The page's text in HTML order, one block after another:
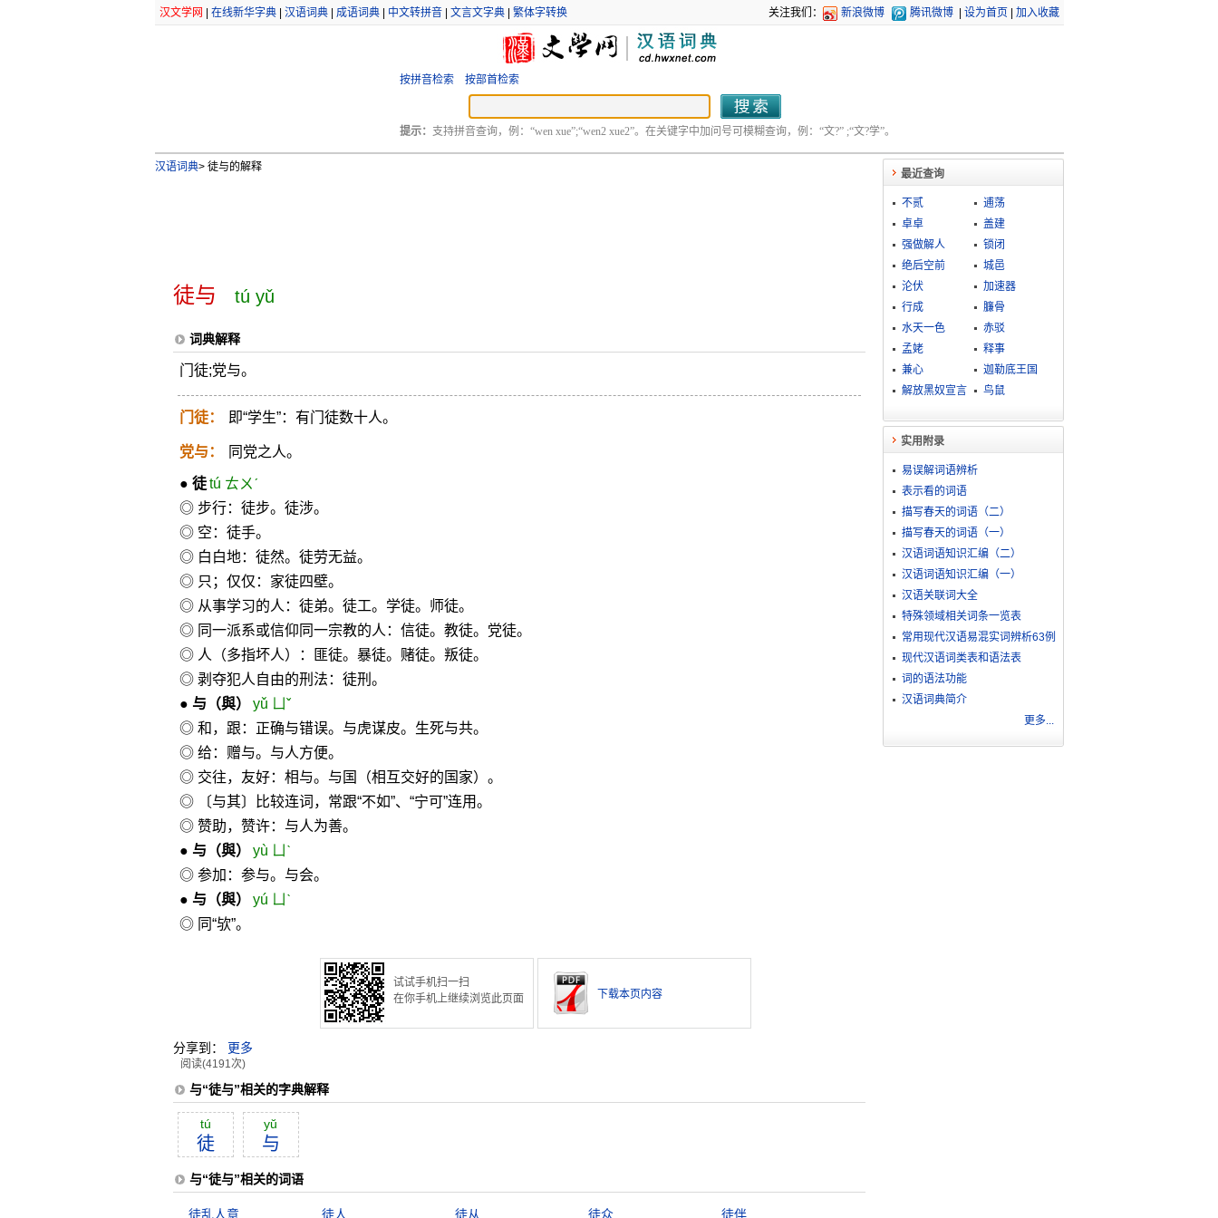
汉文学网 在线新华字典| 汉语词典| 成语词典| 中文转拼音| 文言文字典| 繁体字转换 关注我们： 新浪微博 腾讯微博 设为首页 加入收藏
按拼音检索 按部首检索
提示： 支持拼音查询，例：“wen xue”;“wen2 xue2”。在关键字中加问号可模糊查询，例：“文?” ;“文?学”。
汉语词典>徒与的解释
徒与 tú yǔ
词典解释
门徒;党与。
门徒： 即“学生”：有门徒数十人。
党与： 同党之人。
● 徒 tú ㄊㄨˊ
◎ 步行：徒步。徒涉。
◎ 空：徒手。
◎ 白白地：徒然。徒劳无益。
◎ 只；仅仅：家徒四壁。
◎ 从事学习的人：徒弟。徒工。学徒。师徒。
◎ 同一派系或信仰同一宗教的人：信徒。教徒。党徒。
◎ 人（多指坏人）：匪徒。暴徒。赌徒。叛徒。
◎ 剥夺犯人自由的刑法：徒刑。
● 与 （與）
yǔ ㄩˇ
◎ 和，跟：正确与错误。与虎谋皮。生死与共。
◎ 给：赠与。与人方便。
◎ 交往，友好：相与。与国（相互交好的国家）。
◎ 〔与其〕比较连词，常跟“不如”、“宁可”连用。
◎ 赞助，赞许：与人为善。
● 与 （與）
yù ㄩˋ
◎ 参加：参与。与会。
● 与 （與）
yú ㄩˋ
◎ 同“欤”。
试试手机扫一扫
在你手机上继续浏览此页面
下载本页内容
分享到： 更多
阅读(4191次)
与“徒与”相关的字典解释
tú
徒
yŭ
与
与“徒与”相关的词语
徒乱人意 徒人 徒从 徒众 徒伴
最近查询
不贰
逋荡
卓卓
盖建
强做解人
锁闭
绝后空前
城邑
沦伏
加速器
行成
臁骨
水天一色
赤驳
孟姥
释事
兼心
迦勒底王国
解放黑奴宣言
鸟鼠
实用附录
易误解词语辨析
表示看的词语
描写春天的词语（二）
描写春天的词语（一）
汉语词语知识汇编（二）
汉语词语知识汇编（一）
汉语关联词大全
特殊领域相关词条一览表
常用现代汉语易混实词辨析63例
现代汉语词类表和语法表
词的语法功能
汉语词典简介
更多...